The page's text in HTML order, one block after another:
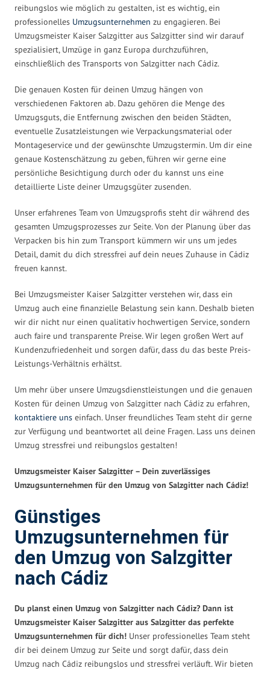
reibungslos wie möglich zu gestalten, ist es wichtig, ein
professionelles Umzugsunternehmen zu engagieren. Bei
Umzugsmeister Kaiser Salzgitter aus Salzgitter sind wir darauf
spezialisiert, Umzüge in ganz Europa durchzuführen,
einschließlich des Transports von Salzgitter nach Cádiz.
Die genauen Kosten für deinen Umzug hängen von
verschiedenen Faktoren ab. Dazu gehören die Menge des
Umzugsguts, die Entfernung zwischen den beiden Städten,
eventuelle Zusatzleistungen wie Verpackungsmaterial oder
Montageservice und der gewünschte Umzugstermin. Um dir eine
genaue Kostenschätzung zu geben, führen wir gerne eine
persönliche Besichtigung durch oder du kannst uns eine
detaillierte Liste deiner Umzugsgüter zusenden.
Unser erfahrenes Team von Umzugsprofis steht dir während des
gesamten Umzugsprozesses zur Seite. Von der Planung über das
Verpacken bis hin zum Transport kümmern wir uns um jedes
Detail, damit du dich stressfrei auf dein neues Zuhause in Cádiz
freuen kannst.
Bei Umzugsmeister Kaiser Salzgitter verstehen wir, dass ein
Umzug auch eine finanzielle Belastung sein kann. Deshalb bieten
wir dir nicht nur einen qualitativ hochwertigen Service, sondern
auch faire und transparente Preise. Wir legen großen Wert auf
Kundenzufriedenheit und sorgen dafür, dass du das beste Preis-
Leistungs-Verhältnis erhältst.
Um mehr über unsere Umzugsdienstleistungen und die genauen
Kosten für deinen Umzug von Salzgitter nach Cádiz zu erfahren,
kontaktiere uns einfach. Unser freundliches Team steht dir gerne
zur Verfügung und beantwortet all deine Fragen. Lass uns deinen
Umzug stressfrei und reibungslos gestalten!
Umzugsmeister Kaiser Salzgitter – Dein zuverlässiges
Umzugsunternehmen für den Umzug von Salzgitter nach Cádiz!
Günstiges
Umzugsunternehmen für
den Umzug von Salzgitter
nach Cádiz
Du planst einen Umzug von Salzgitter nach Cádiz? Dann ist
Umzugsmeister Kaiser Salzgitter aus Salzgitter das perfekte
Umzugsunternehmen für dich! Unser professionelles Team steht
dir bei deinem Umzug zur Seite und sorgt dafür, dass dein
Umzug nach Cádiz reibungslos und stressfrei verläuft. Wir bieten